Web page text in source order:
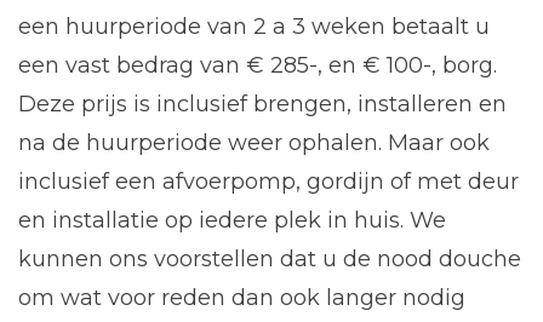
een huurperiode van 2 a 3 weken betaalt u
een vast bedrag van € 285-, en € 100-, borg.
Deze prijs is inclusief brengen, installeren en
na de huurperiode weer ophalen. Maar ook
inclusief een afvoerpomp, gordijn of met deur
en installatie op iedere plek in huis. We
kunnen ons voorstellen dat u de nood douche
om wat voor reden dan ook langer nodig